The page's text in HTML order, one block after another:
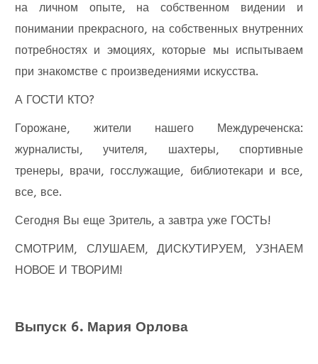
на личном опыте, на собственном видении и
понимании прекрасного, на собственных внутренних
потребностях и эмоциях, которые мы испытываем
при знакомстве с произведениями искусства.
А ГОСТИ КТО?
Горожане, жители нашего Междуреченска:
журналисты, учителя, шахтеры, спортивные
тренеры, врачи, госслужащие, библиотекари и все,
все, все.
Сегодня Вы еще Зритель, а завтра уже ГОСТЬ!
СМОТРИМ, СЛУШАЕМ, ДИСКУТИРУЕМ, УЗНАЕМ
НОВОЕ И ТВОРИМ!
Выпуск 6. Мария Орлова